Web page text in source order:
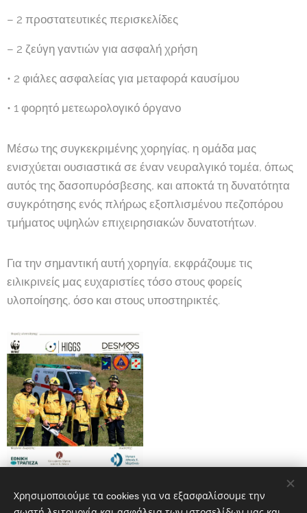
– 2 προστατευτικές περισκελίδες
– 2 ζεύγη γαντιών για ασφαλή χρήση
• 2 φιάλες ασφαλείας για μεταφορά καυσίμου
• 1 φορητό μετεωρολογικό όργανο
Μέσω της συγκεκριμένης χορηγίας, η ομάδα μας
ενισχύεται ουσιαστικά σε έναν νευραλγικό τομέα, όπως
αυτός της δασοπυρόσβεσης, και αποκτά τη δυνατότητα
συγκρότησης ενός πλήρως εξοπλισμένου πεζοπόρου
τμήματος υψηλών επιχειρησιακών δυνατοτήτων.
Για την σημαντική αυτή χορηγία, εκφράζουμε τις
ειλικρινείς μας ευχαριστίες τόσο στους φορείς
υλοποίησης, όσο και στους υποστηρικτές.
Χρησιμοποιούμε τα cookies για να εξασφαλίσουμε την